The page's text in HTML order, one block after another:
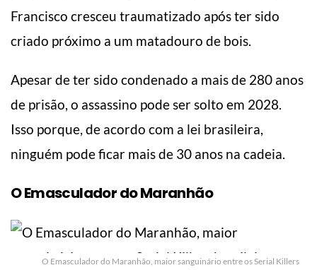
Francisco cresceu traumatizado após ter sido
criado próximo a um matadouro de bois.
Apesar de ter sido condenado a mais de 280 anos
de prisão, o assassino pode ser solto em 2028.
Isso porque, de acordo com a lei brasileira,
ninguém pode ficar mais de 30 anos na cadeia.
O Emasculador do Maranhão
O Emasculador do Maranhão, maior sanguinário entre os Serial Killers